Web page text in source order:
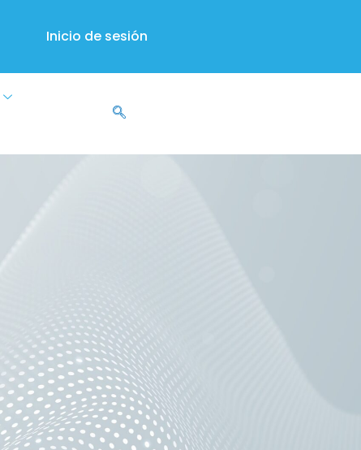
Inicio de sesión